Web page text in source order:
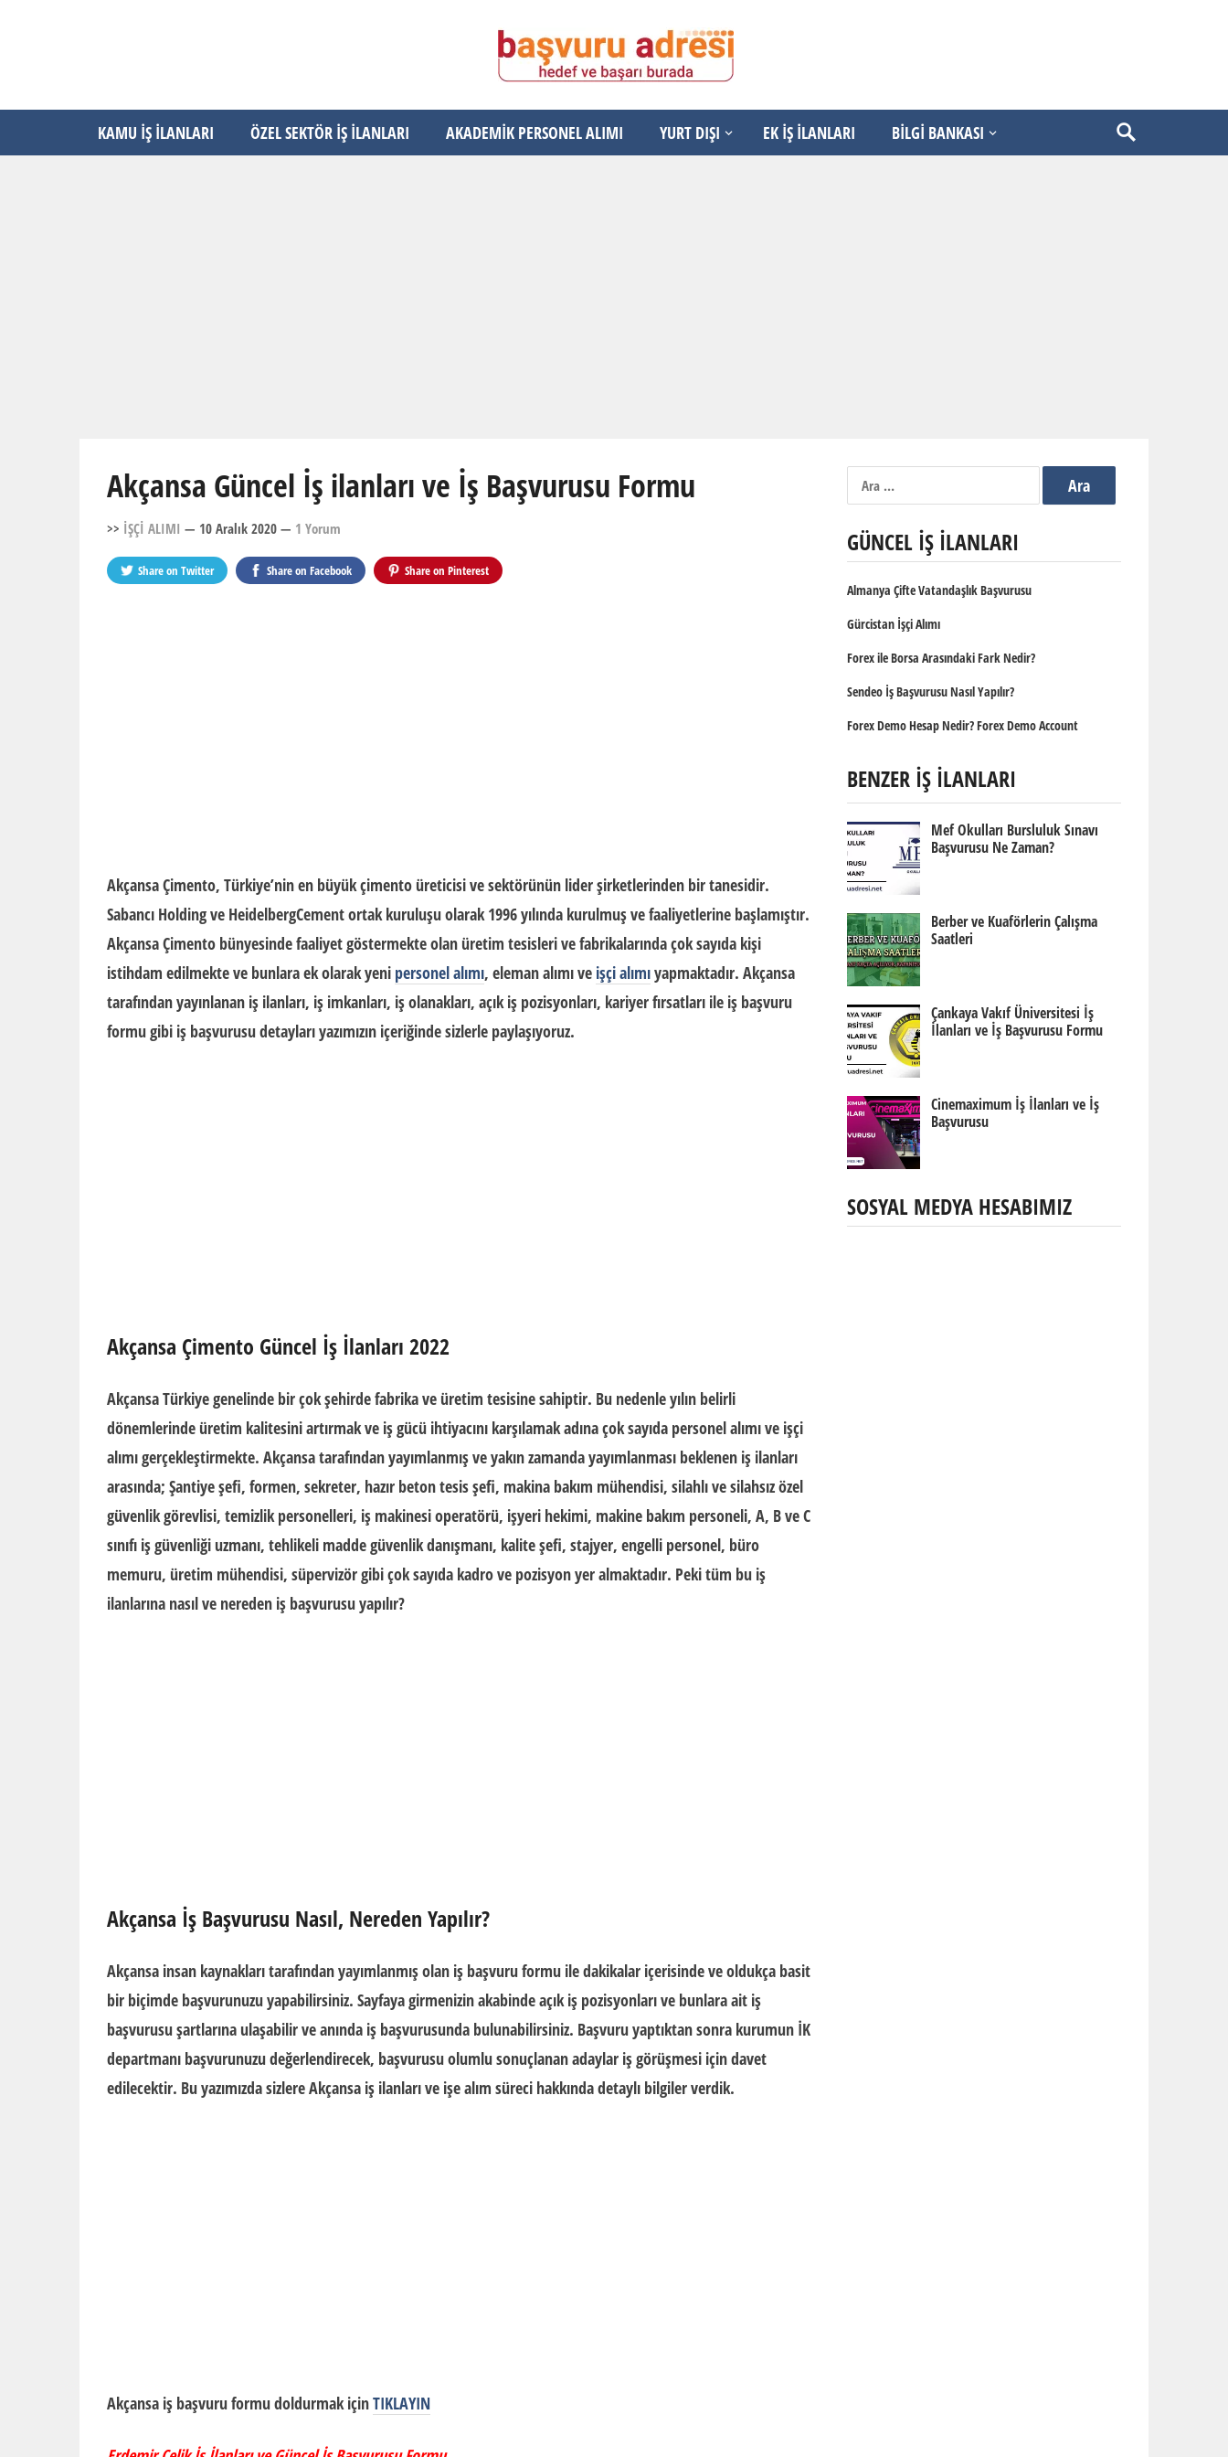
KAMU İŞ İLANLARI ÖZEL SEKTÖR İŞ İLANLARI AKADEMİK PERSONEL ALIMI YURT DIŞI EK İŞ İLANLARI BİLGİ BANKASI
Akçansa Güncel İş ilanları ve İş Başvurusu Formu
>> İŞÇİ ALIMI — 10 Aralık 2020 — 1 Yorum
Share on Twitter Share on Facebook Share on Pinterest
Akçansa Çimento, Türkiye’nin en büyük çimento üreticisi ve sektörünün lider şirketlerinden bir tanesidir.
Sabancı Holding ve HeidelbergCement ortak kuruluşu olarak 1996 yılında kurulmuş ve faaliyetlerine başlamıştır.
Akçansa Çimento bünyesinde faaliyet göstermekte olan üretim tesisleri ve fabrikalarında çok sayıda kişi
istihdam edilmekte ve bunlara ek olarak yeni personel alımı, eleman alımı ve işçi alımıyapmaktadır. Akçansa
tarafından yayınlanan iş ilanları, iş imkanları, iş olanakları, açık iş pozisyonları, kariyer fırsatları ile iş başvuru
formugibi iş başvurusu detayları yazımızın içeriğinde sizlerle paylaşıyoruz.
Akçansa Çimento Güncel İş İlanları 2022
AkçansaTürkiye genelinde bir çok şehirde fabrika ve üretim tesisine sahiptir. Bu nedenle yılın belirli
dönemlerinde üretim kalitesini artırmak ve iş gücü ihtiyacını karşılamak adına çok sayıda personel alımıve işçi
alımı gerçekleştirmekte. Akçansa tarafından yayımlanmış ve yakın zamanda yayımlanması beklenen iş ilanları
arasında; Şantiye şefi, formen, sekreter, hazır beton tesis şefi, makina bakım mühendisi, silahlı ve silahsız özel
güvenlik görevlisi, temizlik personelleri, iş makinesi operatörü, işyeri hekimi, makine bakım personeli, A, B ve C
sınıfı iş güvenliği uzmanı, tehlikeli madde güvenlik danışmanı, kalite şefi, stajyer, engelli personel, büro
memuru, üretim mühendisi, süpervizör gibi çok sayıda kadro ve pozisyon yer almaktadır. Peki tüm bu iş
ilanlarına nasıl ve nereden iş başvurusuyapılır?
Akçansa İş Başvurusu Nasıl, Nereden Yapılır?
Akçansa insan kaynaklarıtarafından yayımlanmış olan iş başvuru formu ile dakikalar içerisinde ve oldukça basit
bir biçimde başvurunuzu yapabilirsiniz. Sayfaya girmenizin akabinde açık iş pozisyonları ve bunlara ait iş
başvurusu şartlarına ulaşabilir ve anında iş başvurusunda bulunabilirsiniz. Başvuru yaptıktan sonra kurumun İK
departmanı başvurunuzu değerlendirecek, başvurusu olumlu sonuçlanan adaylar iş görüşmesi için davet
edilecektir. Bu yazımızda sizlere Akçansa iş ilanları ve işe alım süreci hakkında detaylı bilgiler verdik.
Akçansa iş başvuru formu doldurmak içinTIKLAYIN
GÜNCEL İŞ İLANLARI
Almanya Çifte Vatandaşlık Başvurusu
Gürcistan İşçi Alımı
Forex ile Borsa Arasındaki Fark Nedir?
Sendeo İş Başvurusu Nasıl Yapılır?
Forex Demo Hesap Nedir? Forex Demo Account
BENZER İŞ İLANLARI
Mef Okulları Bursluluk Sınavı
Başvurusu Ne Zaman?
Berber ve Kuaförlerin Çalışma
Saatleri
Çankaya Vakıf Üniversitesi İş
İlanları ve İş Başvurusu Formu
Cinemaximum İş İlanları ve İş
Başvurusu
SOSYAL MEDYA HESABIMIZ